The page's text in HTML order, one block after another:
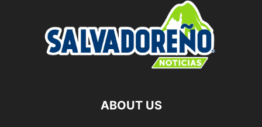
ABOUT US